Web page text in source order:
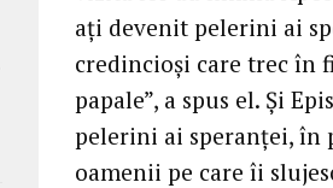
ați devenit pelerini ai
credincioși care trec în
papale”, a spus el. Și
pelerini ai speranței,
oamenii pe care îi